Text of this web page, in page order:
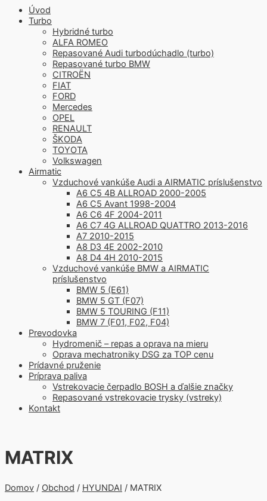
Úvod
Turbo
Hybridné turbo
ALFA ROMEO
Repasované Audi turbodúchadlo (turbo)
Repasované turbo BMW
CITROËN
FIAT
FORD
Mercedes
OPEL
RENAULT
ŠKODA
TOYOTA
Volkswagen
Airmatic
Vzduchové vankúše Audi a AIRMATIC príslušenstvo
A6 C5 4B ALLROAD 2000-2005
A6 C5 Avant 1998-2004
A6 C6 4F 2004-2011
A6 C7 4G ALLROAD QUATTRO 2013-2016
A7 2010-2015
A8 D3 4E 2002-2010
A8 D4 4H 2010-2015
Vzduchové vankúše BMW a AIRMATIC
príslušenstvo
BMW 5 (E61)
BMW 5 GT (F07)
BMW 5 TOURING (F11)
BMW 7 (F01, F02, F04)
Prevodovka
Hydromenič – repas a oprava na mieru
Oprava mechatroniky DSG za TOP cenu
Prídavné pruženie
Príprava paliva
Vstrekovacie čerpadlo BOSH a ďalšie značky
Repasované vstrekovacie trysky (vstreky)
Kontakt
MATRIX
Domov / Obchod / HYUNDAI / MATRIX